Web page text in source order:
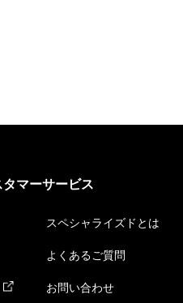
マーサービス
スペシャライズドとは
よくあるご質問
お問い合わせ